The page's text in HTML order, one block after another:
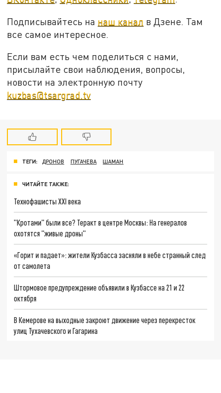
Подписывайтесь на наш канал в Дзене. Там
все самое интересное.
Если вам есть чем поделиться с нами,
присылайте свои наблюдения, вопросы,
новости на электронную почту
kuzbas@tsargrad.tv
ТЕГИ: ДРОНОВ ПУГАЧЕВА ШАМАН
ЧИТАЙТЕ ТАКЖЕ:
Технофашисты XXI века
"Кротами" были все? Теракт в центре Москвы: На генералов
охотятся "живые дроны"
«Горит и падает»: жители Кузбасса засняли в небе странный след
от самолета
Штормовое предупреждение объявили в Кузбассе на 21 и 22
октября
В Кемерове на выходные закроют движение через перекресток
улиц Тухачевского и Гагарина